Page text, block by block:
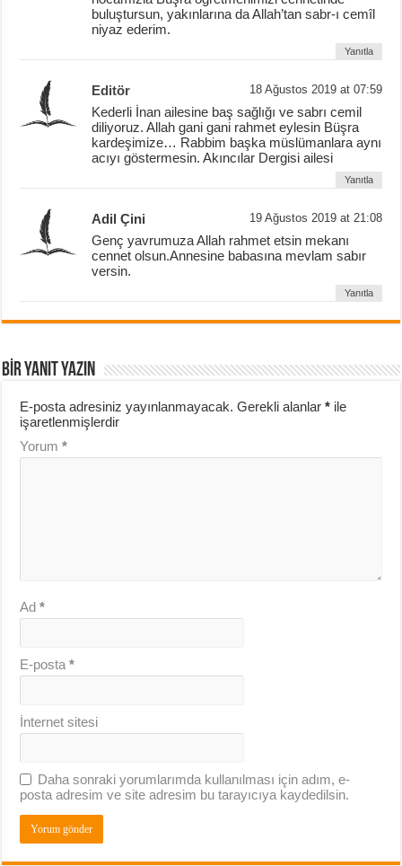
buluştursun, yakınlarına da Allah’tan sabr-ı cemîl
niyaz ederim.
Yanıtla
Editör 18 Ağustos 2019 at 07:59
Kederli İnan ailesine baş sağlığı ve sabrı cemil
diliyoruz. Allah gani gani rahmet eylesin Büşra
kardeşimize… Rabbim başka müslümanlara aynı
acıyı göstermesin. Akıncılar Dergisi ailesi
Yanıtla
Adil Çini 19 Ağustos 2019 at 21:08
Genç yavrumuza Allah rahmet etsin mekanı
cennet olsun.Annesine babasına mevlam sabır
versin.
Yanıtla
BIR YANIT YAZIN
E-posta adresiniz yayınlanmayacak. Gerekli alanlar* ile
işaretlenmişlerdir
Yorum*
Ad*
E-posta*
İnternet sitesi
Daha sonraki yorumlarımda kullanılması için adım, e-
posta adresim ve site adresim bu tarayıcıya kaydedilsin.